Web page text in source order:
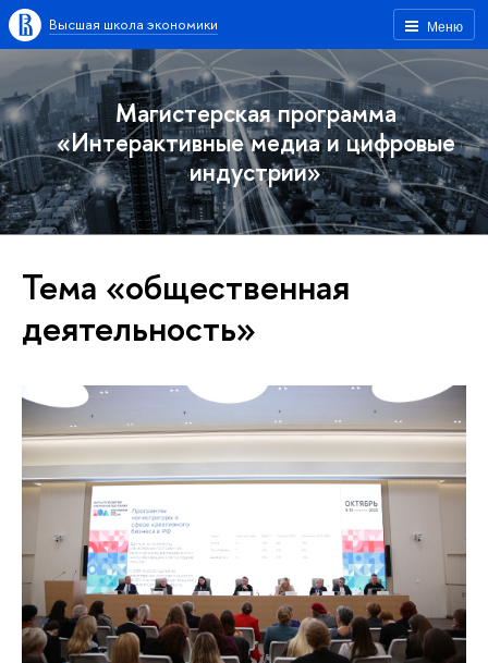
Меню
Высшая школа экономики
Магистерская программа
«Интерактивные медиа и цифровые
индустрии»
Тема «общественная
деятельность»